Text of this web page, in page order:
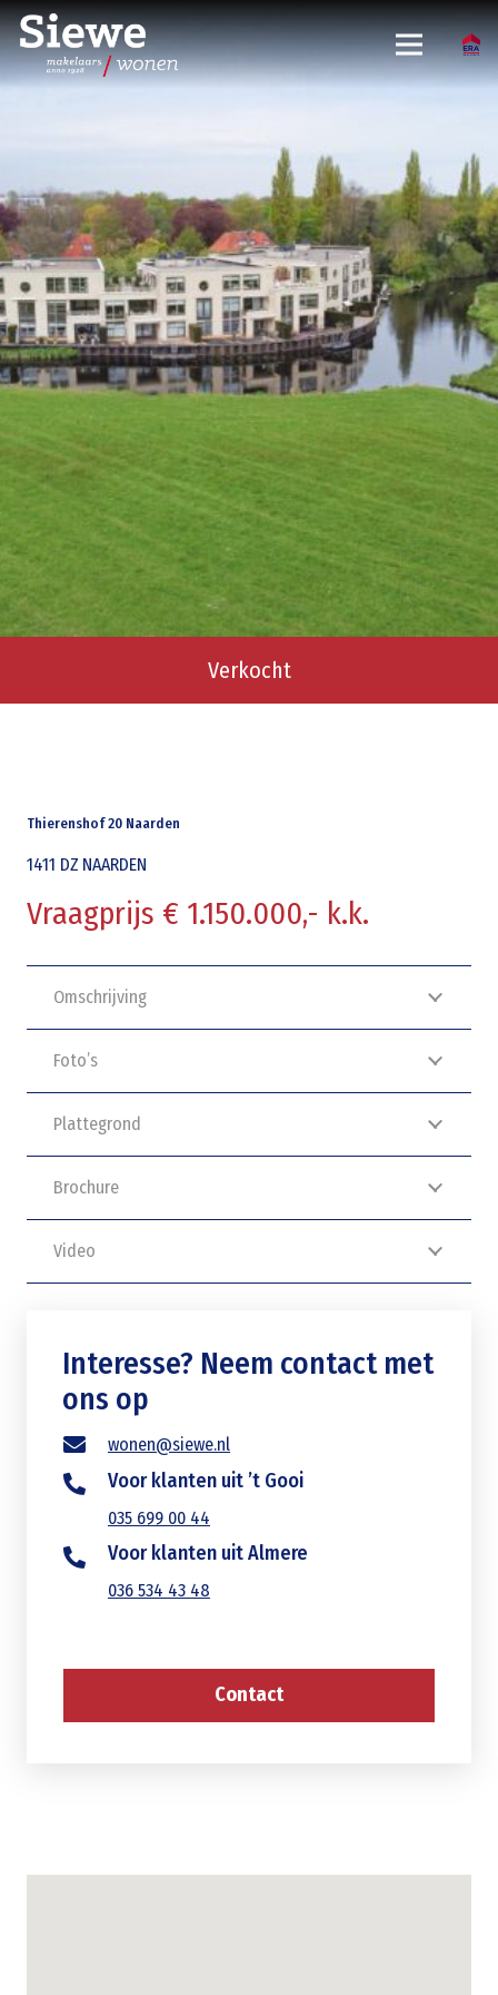
Verkocht
Thierenshof 20 Naarden
1411 DZ NAARDEN
Vraagprijs € 1.150.000,- k.k.
Omschrijving
Foto’s
Plattegrond
Brochure
Video
Interesse? Neem contact met
ons op
wonen@siewe.nl
Voor klanten uit ’t Gooi
035 699 00 44
Voor klanten uit Almere
036 534 43 48
Contact